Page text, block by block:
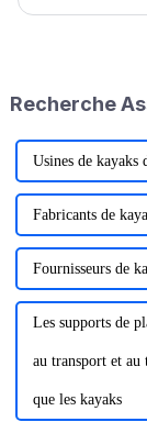
Tenir la pagaie…
Recherche
Usines de kayaks
Fabricants de
Fournisseurs de
Les supports de
au transport et au
que les kayaks